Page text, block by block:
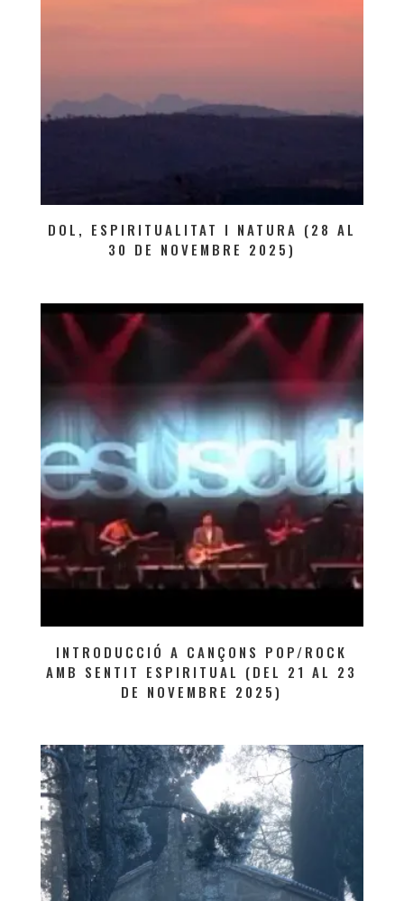
DOL, ESPIRITUALITAT I NATURA (28 AL
30 DE NOVEMBRE 2025)
INTRODUCCIÓ A CANÇONS POP/ROCK
AMB SENTIT ESPIRITUAL (DEL 21 AL 23
DE NOVEMBRE 2025)